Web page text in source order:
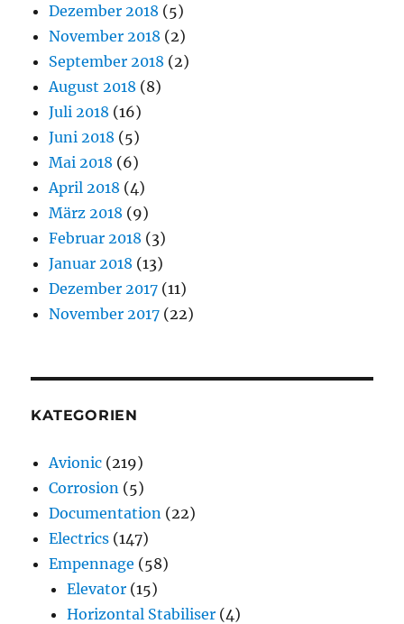
Dezember 2018 (5)
November 2018 (2)
September 2018 (2)
August 2018 (8)
Juli 2018 (16)
Juni 2018 (5)
Mai 2018 (6)
April 2018 (4)
März 2018 (9)
Februar 2018 (3)
Januar 2018 (13)
Dezember 2017 (11)
November 2017 (22)
KATEGORIEN
Avionic (219)
Corrosion (5)
Documentation (22)
Electrics (147)
Empennage (58)
Elevator (15)
Horizontal Stabiliser (4)